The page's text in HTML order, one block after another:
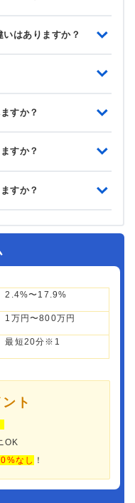
はありますか？
すか？
すか？
すか？
2.4%〜17.9%
1万円〜800万円
最短20分※1
ト
OK
なし ！